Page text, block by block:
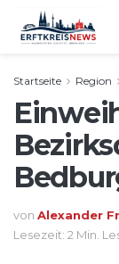
Startseite Region
von Alexander
Lesezeit: 2 Min.